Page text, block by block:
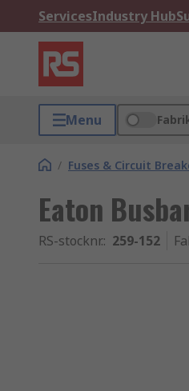
ServicesIndustry Hub
Menu
/ Fuses & Circuit
Eaton
RS-stocknr.: 259-152